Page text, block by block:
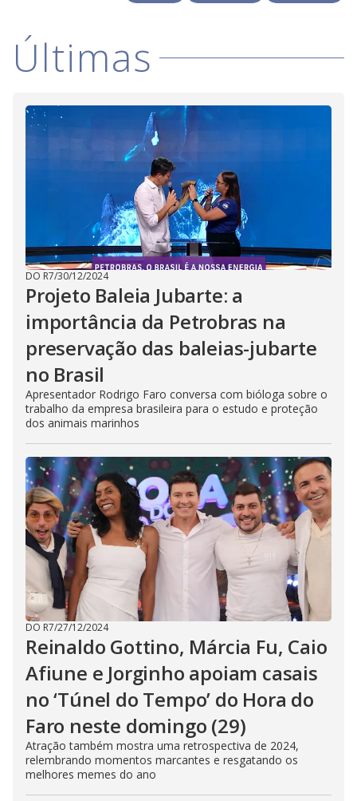
V
i
d
e
o
Últimas
DO R7/30/12/2024
Projeto Baleia Jubarte: a
importância da Petrobras na
preservação das baleias-jubarte
no Brasil
Apresentador Rodrigo Faro conversa com bióloga sobre o
trabalho da empresa brasileira para o estudo e proteção
dos animais marinhos
DO R7/27/12/2024
Reinaldo Gottino, Márcia Fu, Caio
Afiune e Jorginho apoiam casais
no ‘Túnel do Tempo’ do Hora do
Faro neste domingo (29)
Atração também mostra uma retrospectiva de 2024,
relembrando momentos marcantes e resgatando os
melhores memes do ano